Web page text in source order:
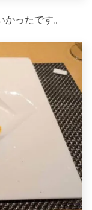
ったです。